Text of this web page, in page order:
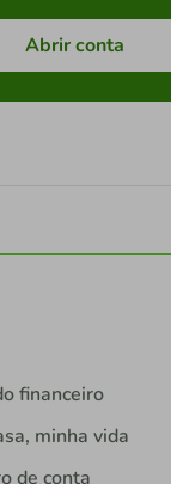
Abrir conta
financeiro
minha vida
de conta